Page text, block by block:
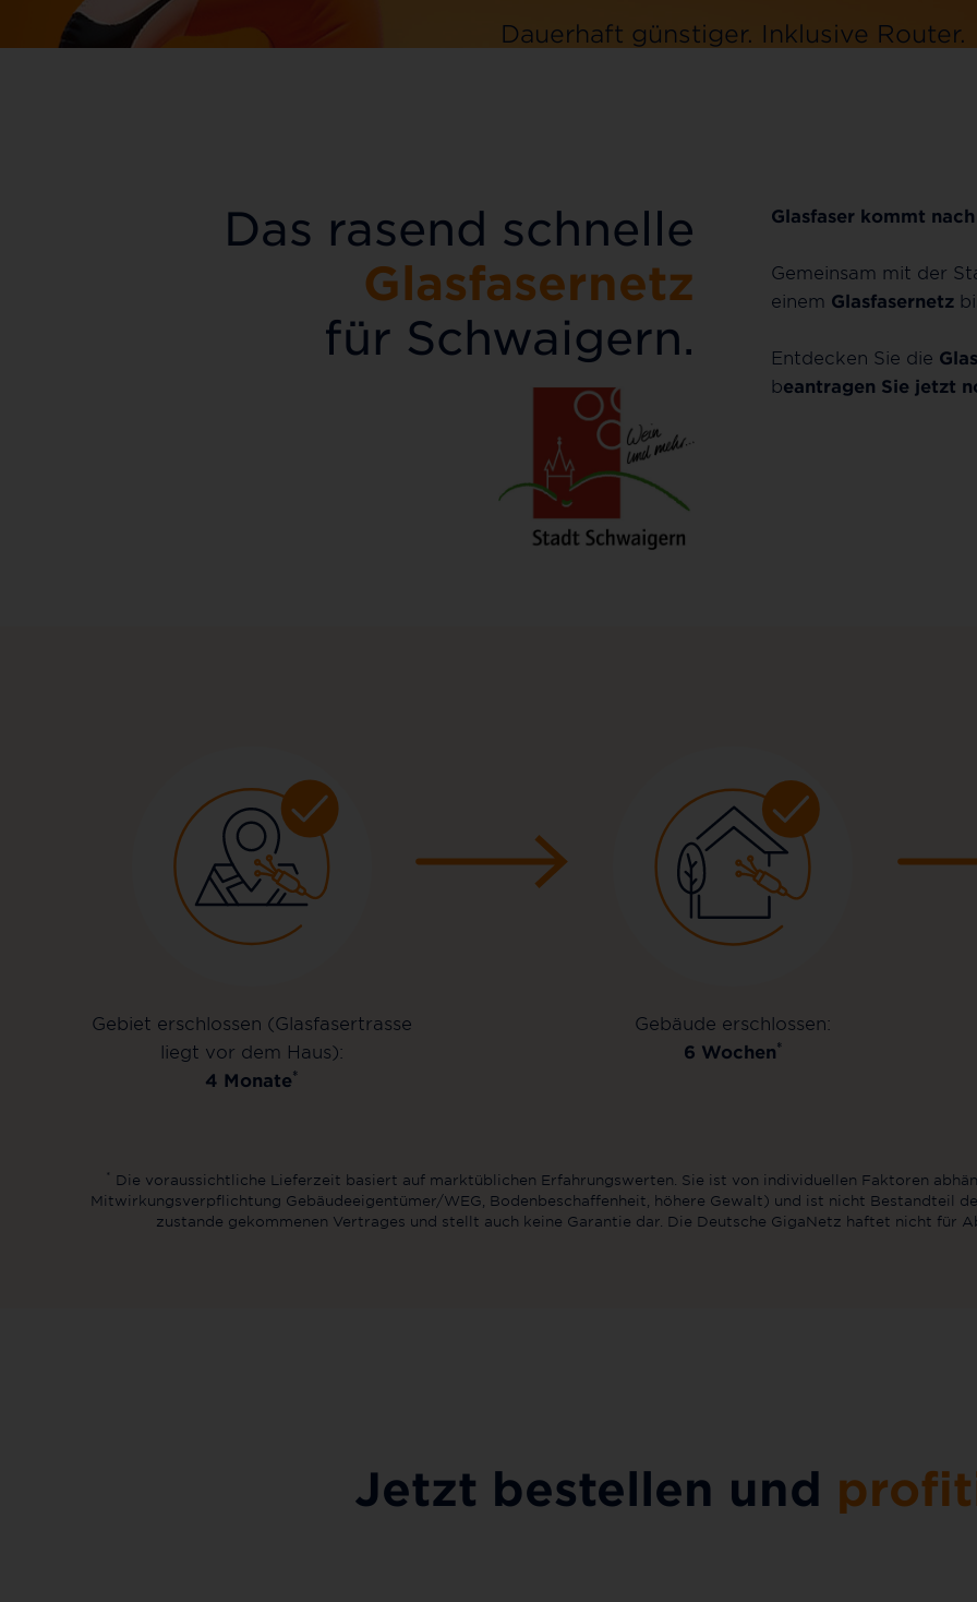
Dauerhaft günstiger. Inklusive Router.
Dauerhaft günstiger. Inklusive Router.
Das rasend schnelle
Glasfasernetz
für Schwaigern.
Glasfaser kommt
Gemeinsam mit der
einem Glasfasernetz
Entdecken Sie die
beantragen Sie jetzt
Gebiet erschlossen (Glasfasertrasse
liegt vor dem Haus):
4 Monate*
Gebäude erschlossen:
6 Wochen*
* Die voraussichtliche Lieferzeit basiert auf marktüblichen Erfahrungswerten. Sie ist von individuellen Faktoren
Mitwirkungsverpflichtung Gebäudeeigentümer/WEG, Bodenbeschaffenheit, höhere Gewalt) und ist nicht Bestandteil
zustande gekommenen Vertrages und stellt auch keine Garantie dar. Die Deutsche GigaNetz haftet nicht für
Jetzt bestellen und